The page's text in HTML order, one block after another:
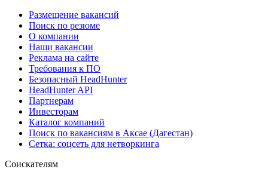
Размещение вакансий
Поиск по резюме
О компании
Наши вакансии
Реклама на сайте
Требования к ПО
Безопасный HeadHunter
HeadHunter API
Партнерам
Инвесторам
Каталог компаний
Поиск по вакансиям в Аксае (Дагестан)
Сетка: соцсеть для нетворкинга
Соискателям